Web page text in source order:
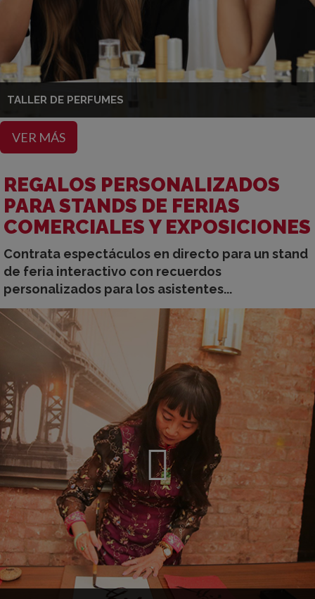
TALLER DE PERFUMES
VER MÁS
REGALOS PERSONALIZADOS
PARA STANDS DE FERIAS
COMERCIALES Y EXPOSICIONES
Contrata espectáculos en directo para un stand
de feria interactivo con recuerdos
personalizados para los asistentes...